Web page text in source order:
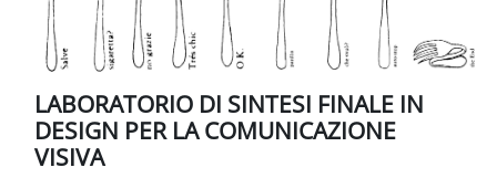
LABORATORIO DI SINTESI FINALE IN
DESIGN PER LA COMUNICAZIONE
VISIVA